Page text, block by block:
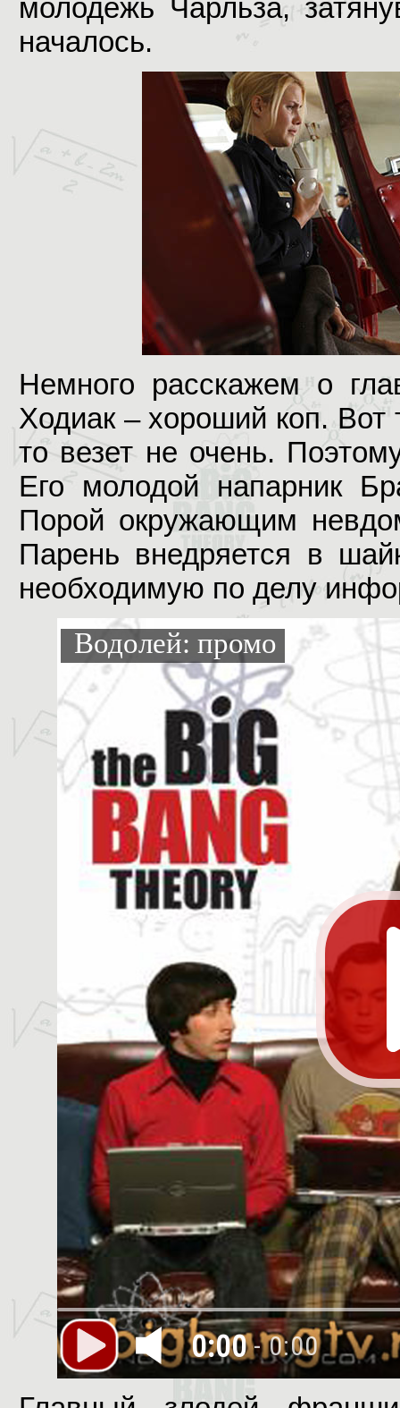
молодежь Чарльза,
началось.
Немного расскажем о
Ходиак – хороший коп. Вот
то везет не очень.
Его молодой напарник
Порой окружающим
Парень внедряется в
необходимую по делу
0:00 - 0:00
Водолей: промо